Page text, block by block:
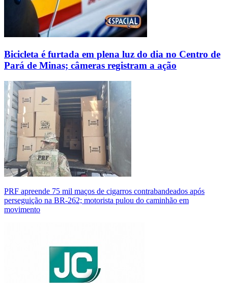
Bicicleta é furtada em plena luz do dia no Centro de
Pará de Minas; câmeras registram a ação
PRF apreende 75 mil maços de cigarros contrabandeados após
perseguição na BR-262; motorista pulou do caminhão em
movimento